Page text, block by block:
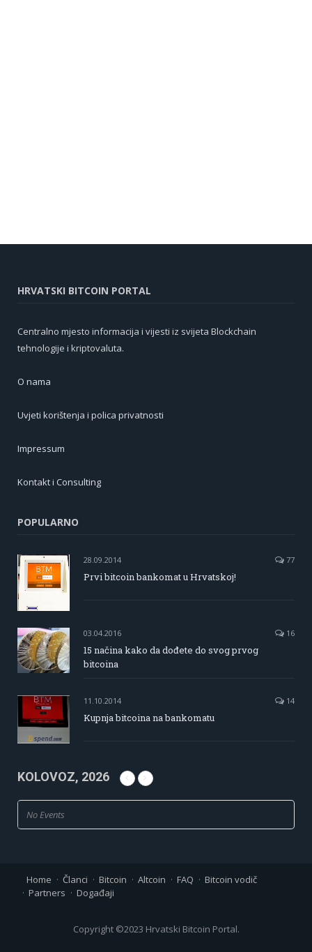
HRVATSKI BITCOIN PORTAL
Centralno mjesto informacija i vijesti iz svijeta Blockchain
tehnologije i kriptovaluta.
O nama
Uvjeti korištenja i polica privatnosti
Impressum
Kontakt i Consulting
POPULARNO
28.09.2014 77
Prvi bitcoin bankomat u Hrvatskoj!
03.04.2016 16
15 načina kako da dođete do svog prvog
bitcoina
11.10.2014 14
Kupnja bitcoina na bankomatu
KOLOVOZ, 2026
No Events
Home Članci Bitcoin Altcoin FAQ
Bitcoin vodič
Partners
Događaji
Copyright ©2023 Hrvatski Bitcoin Portal.